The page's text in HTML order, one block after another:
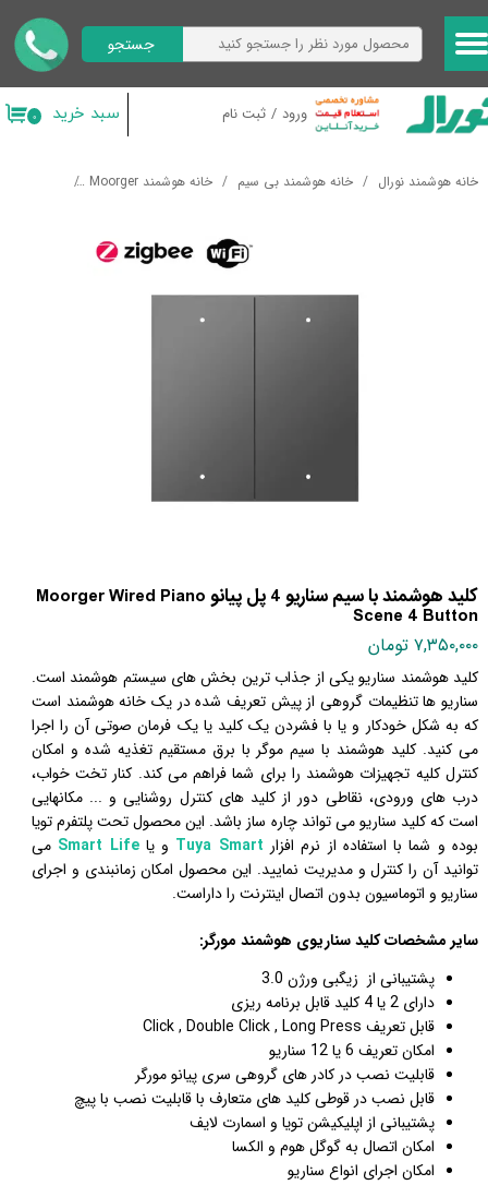
ورود / ثبت نام
حساب کاربری من
تغییر گذر واژه
خروج از حساب کاربری
جستجو
۰ سبد خرید
خانه هوشمند نورال خانه هوشمند بی سیم خانه هوشمند Moorger
کلید هوشمند با سیم سناریو 4 پل پیانو Moorger Wired Piano
Scene 4 Button
۷,۳۵۰,۰۰۰ تومان
کلید هوشمند سناریو یکی از جذاب ترین بخش های سیستم هوشمند است.
سناریو ها تنظیمات گروهی از پیش تعریف شده در یک خانه هوشمند است
که به شکل خودکار و یا با فشردن یک کلید یا یک فرمان صوتی آن را اجرا
می کنید. کلید هوشمند با سیم موگر با برق مستقیم تغذیه شده و امکان
کنترل کلیه تجهیزات هوشمند را برای شما فراهم می کند. کنار تخت خواب،
درب های ورودی، نقاطی دور از کلید های کنترل روشنایی و ... مکانهایی
است که کلید سناریو می تواند چاره ساز باشد. این محصول تحت پلتفرم تویا
بوده و شما با استفاده از نرم افزار Tuya Smart و یاSmart Life می
توانید آن را کنترل و مدیریت نمایید. این محصول امکان زمانبندی و اجرای
سناریو و اتوماسیون بدون اتصال اینترنت را داراست.
سایر مشخصات کلید سناریوی هوشمند مورگر:
پشتیبانی از زیگبی ورژن 3.0
دارای 2 یا 4 کلید قابل برنامه ریزی
قابل تعریف Click , Double Click , Long Press
امکان تعریف 6 یا 12 سناریو
قابلیت نصب در کادر های گروهی سری پیانو مورگر
قابل نصب در قوطی کلید های متعارف با قابلیت نصب با پیچ
پشتیبانی از اپلیکیشن تویا و اسمارت لایف
امکان اتصال به گوگل هوم و الکسا
امکان اجرای انواع سناریو